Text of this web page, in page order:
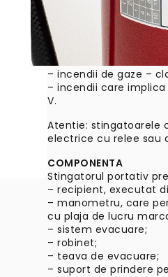
DESTINATIA
Stingatorul portativ
destinat stingerii
– incendii de
– incendii de lichide
– incendii de gaze –
– incendii care
V.
Atentie: stingatoarele
electrice cu relee sau
COMPONENTA
Stingatorul portativ
– recipient, executat
– manometru, care
cu plaja de lucru
– sistem evacuare;
– robinet;
– teava de evacuare;
– suport de prindere